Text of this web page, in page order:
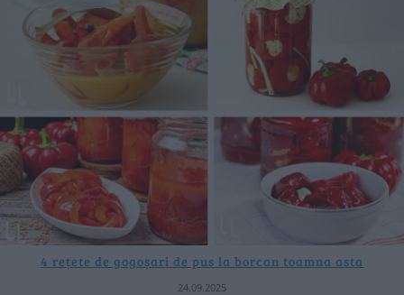
4 rețete de gogoșari de pus la borcan toamna asta
24.09.2025